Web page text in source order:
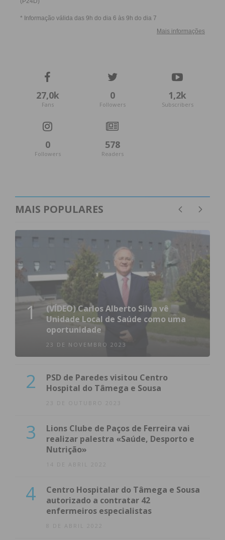
27,0k
Fans
0
Followers
1,2k
Subscribers
0
Followers
578
Readers
MAIS POPULARES
1
(VÍDEO) Carlos Alberto Silva vê
Unidade Local de Saúde como uma
oportunidade
23 DE NOVEMBRO 2023
2
PSD de Paredes visitou Centro
Hospital do Tâmega e Sousa
23 DE OUTUBRO 2023
3
Lions Clube de Paços de Ferreira vai
realizar palestra «Saúde, Desporto e
Nutrição»
14 DE ABRIL 2022
4
Centro Hospitalar do Tâmega e Sousa
autorizado a contratar 42
enfermeiros especialistas
8 DE ABRIL 2022